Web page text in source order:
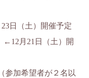
（土）開催予定
月21日（土）開
加希望者が２名以